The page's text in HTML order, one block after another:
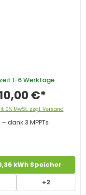
kWh Speicher
+2
1-6 Werktage
€*
0% MwSt. zzgl. Versand
dank 3 MPPTs